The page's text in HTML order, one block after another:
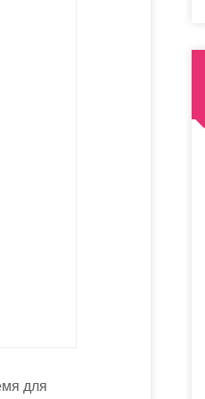
для